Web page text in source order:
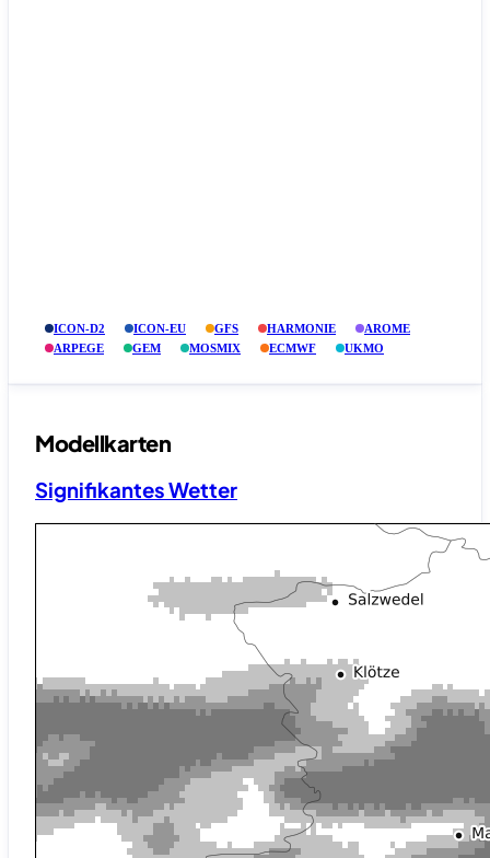
ICON-D2 ICON-EU GFS HARMONIE
AROME
ARPEGE
GEM MOSMIX ECMWF UKMO
Modellkarten
Signifikantes Wetter